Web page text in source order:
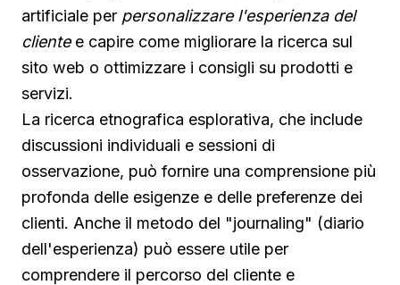
artificiale per personalizzare l'esperienza del
clientee capire come migliorare la ricerca sul
sito web o ottimizzare i consigli su prodotti e
servizi.
La ricerca etnografica esplorativa, che include
discussioni individuali e sessioni di
osservazione, può fornire una comprensione più
profonda delle esigenze e delle preferenze dei
clienti. Anche il metodo del "journaling" (diario
dell'esperienza) può essere utile per
comprendere il percorso del cliente e